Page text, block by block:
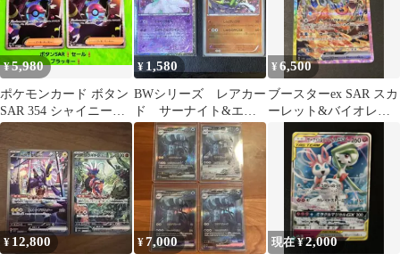
¥5,980
ポケモンカード ボタン
SAR 354 シャイニート
レジャー ブラッキー セ
ール
¥ 1,580
BWシリーズ レアカー
ド サーナイト&エル
レイド
¥6,500
ブースターex SAR スカ
ーレット&バイオレッ
ト ハイクラスパック テ
ラスタ…
¥ 12,800 ¥7,000 現在 ¥2,000